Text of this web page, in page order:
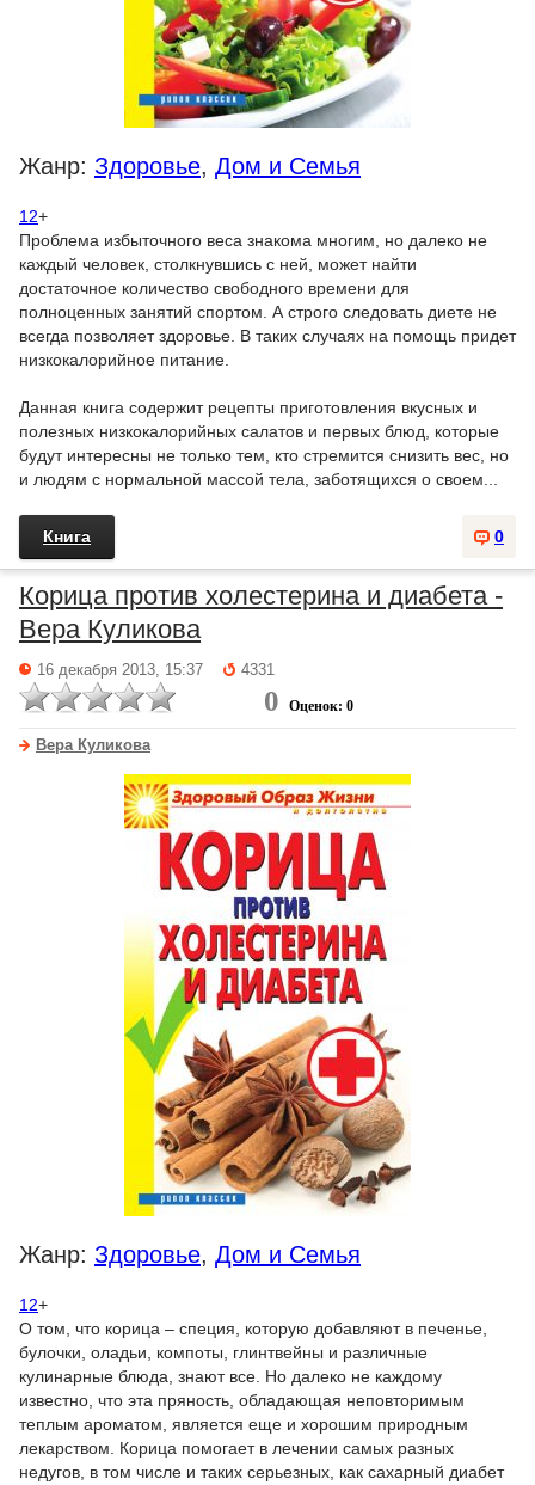
Жанр: Здоровье, Дом и Семья
12+
Проблема избыточного веса знакома многим, но далеко не
каждый человек, столкнувшись с ней, может найти
достаточное количество свободного времени для
полноценных занятий спортом. А строго следовать диете не
всегда позволяет здоровье. В таких случаях на помощь придет
низкокалорийное питание.
Данная книга содержит рецепты приготовления вкусных и
полезных низкокалорийных салатов и первых блюд, которые
будут интересны не только тем, кто стремится снизить вес, но
и людям с нормальной массой тела, заботящихся о своем...
0
Книга
Корица против холестерина и диабета -
Вера Куликова
16 декабря 2013, 15:37 4331
0 Оценок: 0
Вера Куликова
Жанр: Здоровье, Дом и Семья
12+
О том, что корица – специя, которую добавляют в печенье,
булочки, оладьи, компоты, глинтвейны и различные
кулинарные блюда, знают все. Но далеко не каждому
известно, что эта пряность, обладающая неповторимым
теплым ароматом, является еще и хорошим природным
лекарством. Корица помогает в лечении самых разных
недугов, в том числе и таких серьезных, как сахарный диабет